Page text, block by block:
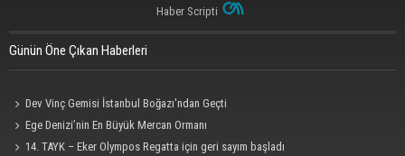
Haber Scripti
Günün Öne Çıkan Haberleri
Dev Vinç Gemisi İstanbul Boğazı'ndan Geçti
Ege Denizi’nin En Büyük Mercan Ormanı
14. TAYK – Eker Olympos Regatta için geri sayım başladı